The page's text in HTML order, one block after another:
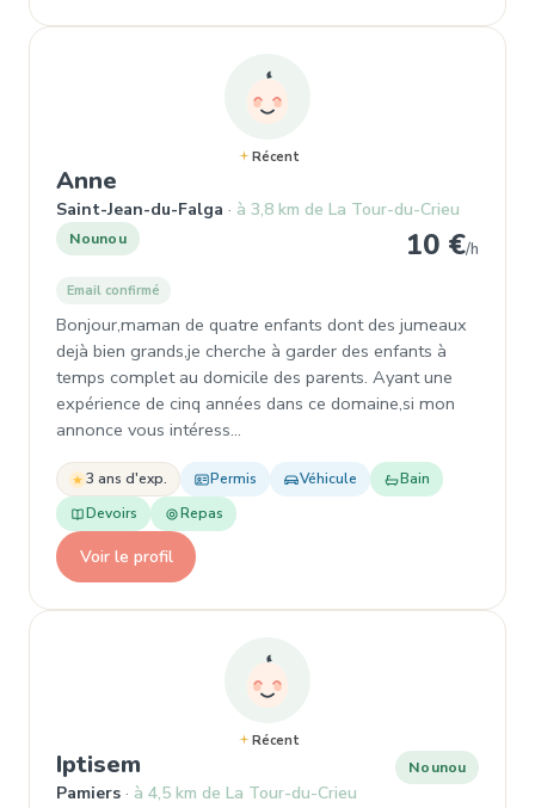
Récent
Anne
Saint-Jean-du-Falga à 3,8 km de La Tour-du-Crieu
Nounou 10 €/h
Email confirmé
Bonjour,maman de quatre enfants dont des jumeaux
dejà bien grands,je cherche à garder des enfants à
temps complet au domicile des parents. Ayant une
expérience de cinq années dans ce domaine,si mon
annonce vous intéress…
3 ans d'exp. Permis Véhicule
Bain
Devoirs
Repas
Voir le profil
Récent
Iptisem
Pamiers à 4,5 km de La Tour-du-Crieu
Nounou